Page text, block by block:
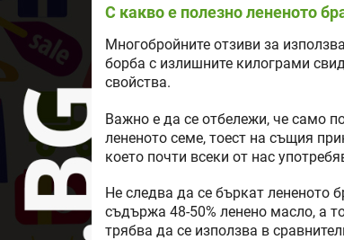
С какво е полезно лененото
Многобройните отзиви за
борба с излишните килограми
свойства.
Важно е да се отбележи, че само
лененото семе, тоест на същия
което почти всеки от нас
Не следва да се бъркат лененото
съдържа 48-50% ленено масло, а
трябва да се използва в